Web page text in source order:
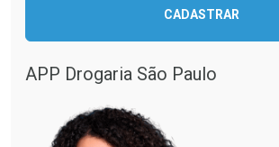
CADASTRAR
APP Drogaria São Paulo